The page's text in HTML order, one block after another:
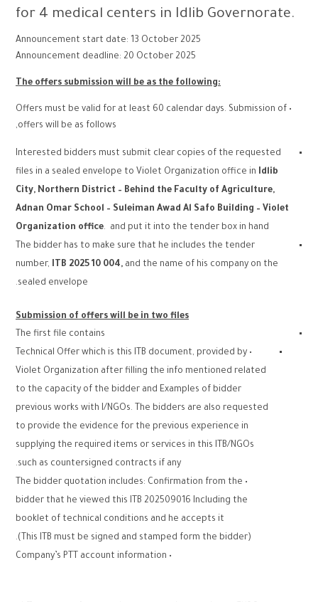
for 4 medical centers in Idlib Governorate.
Announcement start date: 13 October 2025
Announcement deadline: 20 October 2025
The offers submission will be as the following:
• Offers must be valid for at least 60 calendar days. Submission of
offers will be as follows,
Interested bidders must submit clear copies of the requested
files in a sealed envelope to Violet Organization office in Idlib
City, Northern District – Behind the Faculty of Agriculture,
Adnan Omar School – Suleiman Awad Al Safo Building – Violet
Organization office. and put it into the tender box in hand
The bidder has to make sure that he includes the tender
number, ITB 2025 10 004, and the name of his company on the
sealed envelope.
Submission of offers will be in two files
The first file contains
• Technical Offer which is this ITB document, provided by
Violet Organization after filling the info mentioned related
to the capacity of the bidder and Examples of bidder
previous works with I/NGOs. The bidders are also requested
to provide the evidence for the previous experience in
supplying the required items or services in this ITB/NGOs
such as countersigned contracts if any.
• The bidder quotation includes: Confirmation from the
bidder that he viewed this ITB 202509016 Including the
booklet of technical conditions and he accepts it
(This ITB must be signed and stamped form the bidder).
• Company’s PTT account information